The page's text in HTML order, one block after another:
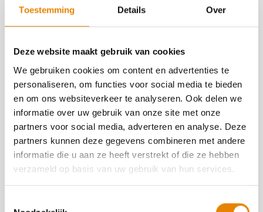
Toestemming Details Over
Deze website maakt gebruik van cookies
We gebruiken cookies om content en advertenties te
personaliseren, om functies voor social media te bieden
en om ons websiteverkeer te analyseren. Ook delen we
informatie over uw gebruik van onze site met onze
partners voor social media, adverteren en analyse. Deze
partners kunnen deze gegevens combineren met andere
informatie die u aan ze heeft verstrekt of die ze hebben
verzameld op basis van uw gebruik van hun services.
clubkampioenschap
Aantal punten: 1
Georganiseerd door
100 km van Ieper vzw
5194
http://www.100km.be
https://www.facebook.com/100KmVanIeper